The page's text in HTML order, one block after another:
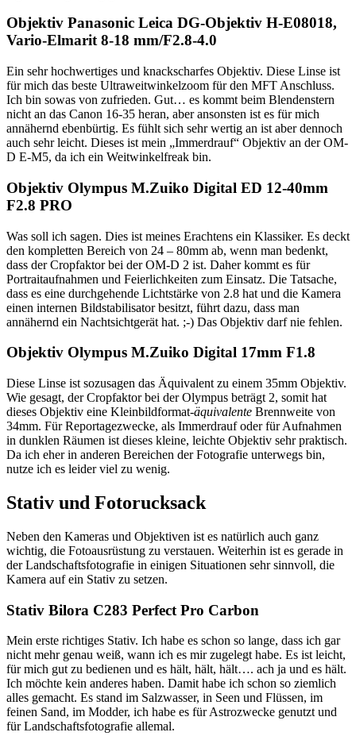
Objektiv Panasonic Leica DG-Objektiv H-E08018,
Vario-Elmarit 8-18 mm/F2.8-4.0
Ein sehr hochwertiges und knackscharfes Objektiv. Diese Linse ist
für mich das beste Ultraweitwinkelzoom für den MFT Anschluss.
Ich bin sowas von zufrieden. Gut… es kommt beim Blendenstern
nicht an das Canon 16-35 heran, aber ansonsten ist es für mich
annähernd ebenbürtig. Es fühlt sich sehr wertig an ist aber dennoch
auch sehr leicht. Dieses ist mein „Immerdrauf“ Objektiv an der OM-
D E-M5, da ich ein Weitwinkelfreak bin.
Objektiv Olympus M.Zuiko Digital ED 12-40mm
F2.8 PRO
Was soll ich sagen. Dies ist meines Erachtens ein Klassiker. Es deckt
den kompletten Bereich von 24 – 80mm ab, wenn man bedenkt,
dass der Cropfaktor bei der OM-D 2 ist. Daher kommt es für
Portraitaufnahmen und Feierlichkeiten zum Einsatz. Die Tatsache,
dass es eine durchgehende Lichtstärke von 2.8 hat und die Kamera
einen internen Bildstabilisator besitzt, führt dazu, dass man
annähernd ein Nachtsichtgerät hat. ;-) Das Objektiv darf nie fehlen.
Objektiv Olympus M.Zuiko Digital 17mm F1.8
Diese Linse ist sozusagen das Äquivalent zu einem 35mm Objektiv.
Wie gesagt, der Cropfaktor bei der Olympus beträgt 2, somit hat
dieses Objektiv eine Kleinbildformat-äquivalente Brennweite von
34mm. Für Reportagezwecke, als Immerdrauf oder für Aufnahmen
in dunklen Räumen ist dieses kleine, leichte Objektiv sehr praktisch.
Da ich eher in anderen Bereichen der Fotografie unterwegs bin,
nutze ich es leider viel zu wenig.
Stativ und Fotorucksack
Neben den Kameras und Objektiven ist es natürlich auch ganz
wichtig, die Fotoausrüstung zu verstauen. Weiterhin ist es gerade in
der Landschaftsfotografie in einigen Situationen sehr sinnvoll, die
Kamera auf ein Stativ zu setzen.
Stativ Bilora C283 Perfect Pro Carbon
Mein erste richtiges Stativ. Ich habe es schon so lange, dass ich gar
nicht mehr genau weiß, wann ich es mir zugelegt habe. Es ist leicht,
für mich gut zu bedienen und es hält, hält, hält…. ach ja und es hält.
Ich möchte kein anderes haben. Damit habe ich schon so ziemlich
alles gemacht. Es stand im Salzwasser, in Seen und Flüssen, im
feinen Sand, im Modder, ich habe es für Astrozwecke genutzt und
für Landschaftsfotografie allemal.